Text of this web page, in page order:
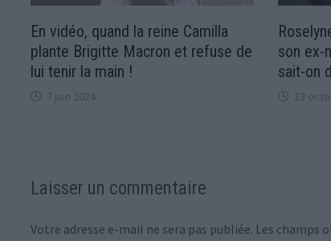
En vidéo, quand la reine Camilla
plante Brigitte Macron et refuse de
lui tenir la main !
7 juin 2024
son ex-
sait-on
13
Laisser un commentaire
Votre adresse e-mail ne sera pas publiée. Les champs